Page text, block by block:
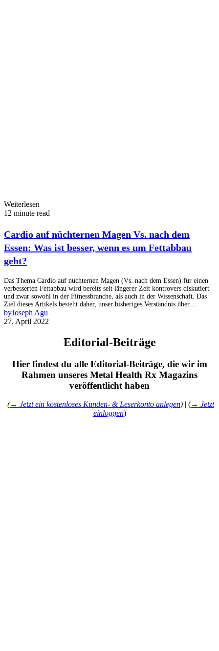
Weiterlesen
12 minute read
Cardio auf nüchternen Magen Vs. nach dem
Essen: Was ist besser, wenn es um Fettabbau
geht?
Das Thema Cardio auf nüchternen Magen (Vs. nach dem Essen) für einen
verbesserten Fettabbau wird bereits seit längerer Zeit kontrovers diskutiert –
und zwar sowohl in der Fitnessbranche, als auch in der Wissenschaft. Das
Ziel dieses Artikels besteht daher, unser bisheriges Verständnis über…
byJoseph Agu
27. April 2022
Editorial-Beiträge
Hier findest du alle Editorial-Beiträge, die wir im
Rahmen unseres Metal Health Rx Magazins
veröffentlicht haben
(→ Jetzt ein kostenloses Kunden- & Leserkonto anlegen)| (→ Jetzt
einloggen)